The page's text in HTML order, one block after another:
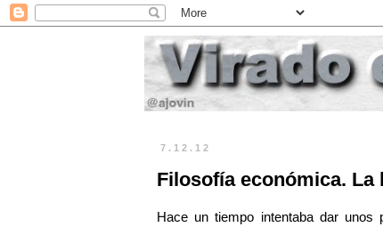
7.12.12
Filosofía económica.
Hace un tiempo intentaba dar unos